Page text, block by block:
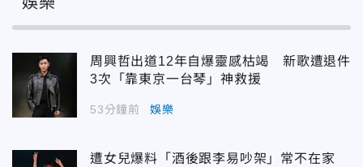
周興哲出道12年自爆靈感枯竭 新歌遭退件
3次「靠東京一台琴」神救援
53分鐘前 娛樂
遭女兒爆料「酒後跟李易吵架」常不在家